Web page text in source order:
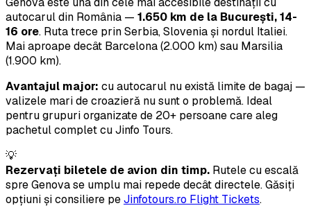
autocarul din România — 1.650 km de la București, 14-
16 ore. Ruta trece prin Serbia, Slovenia și nordul Italiei.
Mai aproape decât Barcelona (2.000 km) sau Marsilia
(1.900 km).
Avantajul major: cu autocarul nu există limite de bagaj —
valizele mari de croazieră nu sunt o problemă. Ideal
pentru grupuri organizate de 20+ persoane care aleg
pachetul complet cu Jinfo Tours.
💡
Rezervați biletele de avion din timp. Rutele cu escală
spre Genova se umplu mai repede decât directele. Găsiți
opțiuni și consiliere peJinfotours.ro Flight Tickets.